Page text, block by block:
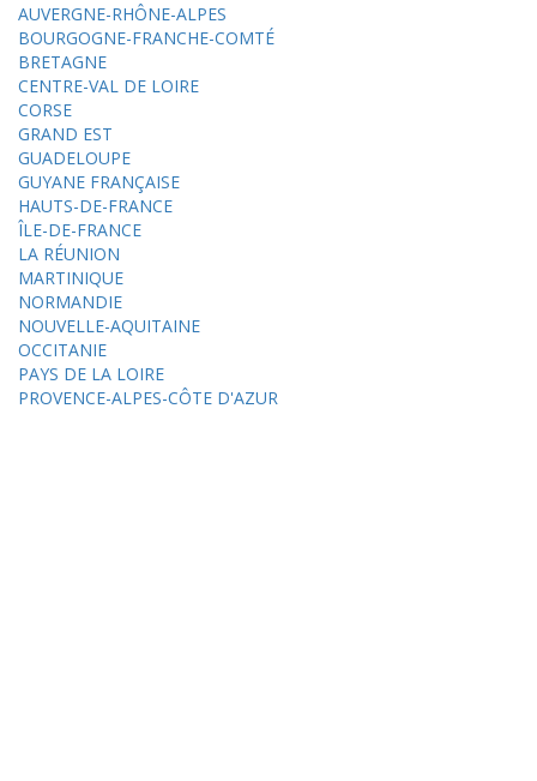
AUVERGNE-RHÔNE-ALPES
BOURGOGNE-FRANCHE-COMTÉ
BRETAGNE
CENTRE-VAL DE LOIRE
CORSE
GRAND EST
GUADELOUPE
GUYANE FRANÇAISE
HAUTS-DE-FRANCE
ÎLE-DE-FRANCE
LA RÉUNION
MARTINIQUE
NORMANDIE
NOUVELLE-AQUITAINE
OCCITANIE
PAYS DE LA LOIRE
PROVENCE-ALPES-CÔTE D'AZUR